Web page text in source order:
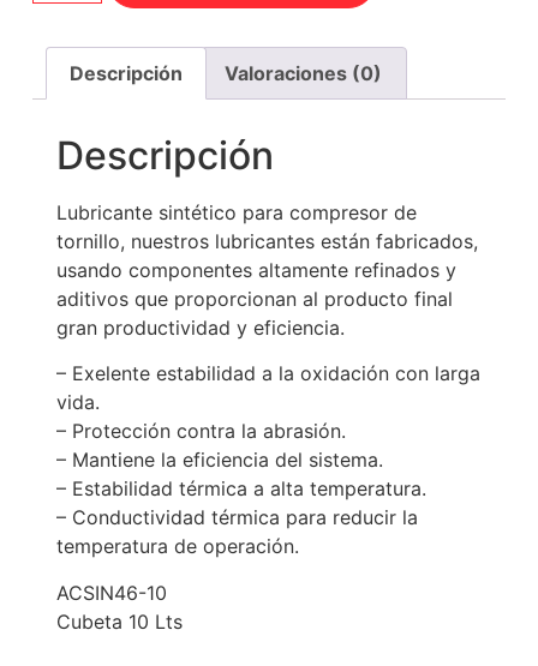
Descripción Valoraciones (0)
Descripción
Lubricante sintético para compresor de
tornillo, nuestros lubricantes están fabricados,
usando componentes altamente refinados y
aditivos que proporcionan al producto final
gran productividad y eficiencia.
– Exelente estabilidad a la oxidación con larga
vida.
– Protección contra la abrasión.
– Mantiene la eficiencia del sistema.
– Estabilidad térmica a alta temperatura.
– Conductividad térmica para reducir la
temperatura de operación.
ACSIN46-10
Cubeta 10 Lts